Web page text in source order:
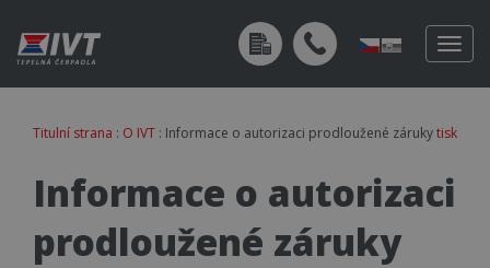
tisk
Titulní strana : O IVT : Informace o autorizaci prodloužené záruky
Informace o autorizaci
prodloužené záruky